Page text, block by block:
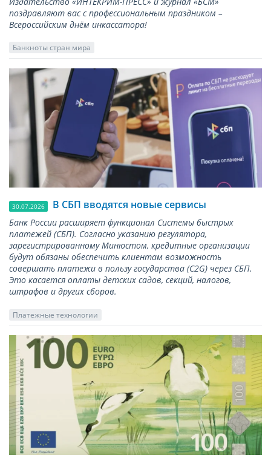
поздравляют вас с профессиональным праздником –
Всероссийским днём инкассатора!
Банкноты стран мира
30.07.2026 В СБП вводятся новые сервисы
Банк России расширяет функционал Системы быстрых
платежей (СБП). Согласно указанию регулятора,
зарегистрированному Минюстом, кредитные организации
будут обязаны обеспечить клиентам возможность
совершать платежи в пользу государства (С2G) через СБП.
Это касается оплаты детских садов, секций, налогов,
штрафов и других сборов.
Платежные технологии